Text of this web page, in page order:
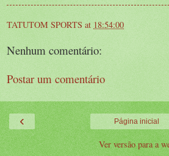
TATUTOM SPORTS at 18:54:00
Nenhum comentário:
Postar um comentário
‹ Página inicial
Ver versão para a